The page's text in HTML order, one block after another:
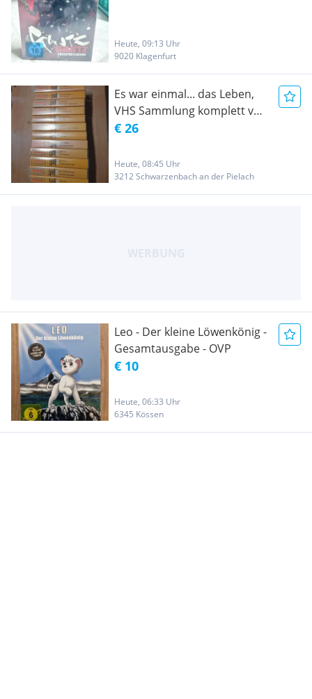
Heute, 09:13 Uhr
9020 Klagenfurt
Es war einmal... das Leben,
VHS Sammlung komplett von
1 - 13
€ 26
Heute, 08:45 Uhr
3212 Schwarzenbach an der Pielach
Leo - Der kleine Löwenkönig -
Gesamtausgabe - OVP
€ 10
Heute, 06:33 Uhr
6345 Kössen